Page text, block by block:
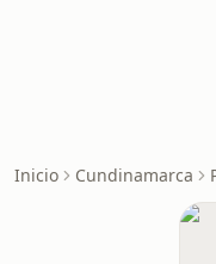
Inicio Cundinamarca